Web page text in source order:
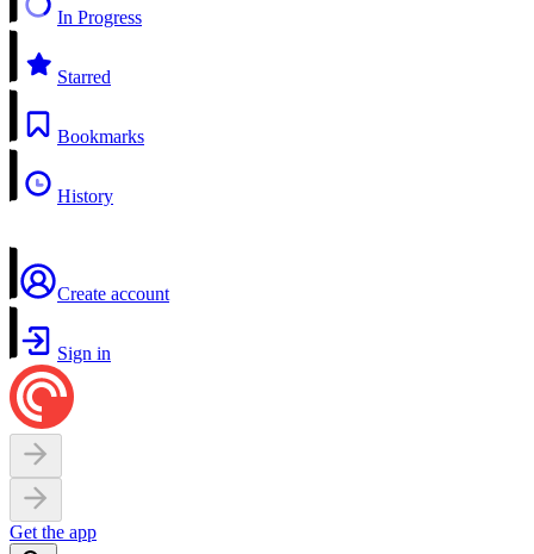
In Progress
Starred
Bookmarks
History
Create account
Sign in
Get the app